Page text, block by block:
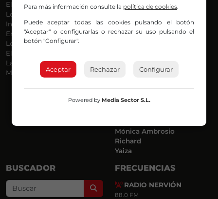
El Madrugador
Lo Más Nuevo
Informativos
En Ruta
Locos por la Música
El Supermadrugador
La Mañana de Radio Nervión
Más Madrugada
Dani
Eva Argote
Endika
Jon
Luis Carlos
Mónica Ambrosio
Richard
Yaiza
BUSCADOR
Search
FRECUENCIAS
RADIO NERVIÓN
88.0 FM
Para más información consulte la política de cookies.
Puede aceptar todas las cookies pulsando el botón
"Aceptar" o configurarlas o rechazar su uso pulsando el
botón "Configurar".
Aceptar Rechazar Configurar
Powered by Media Sector S.L.